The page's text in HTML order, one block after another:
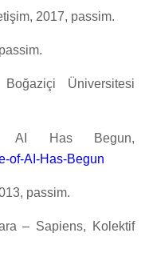
2017, passim.
Üniversitesi
Has Begun,
of-AI-Has-Begun
passim.
– Sapiens, Kolektif